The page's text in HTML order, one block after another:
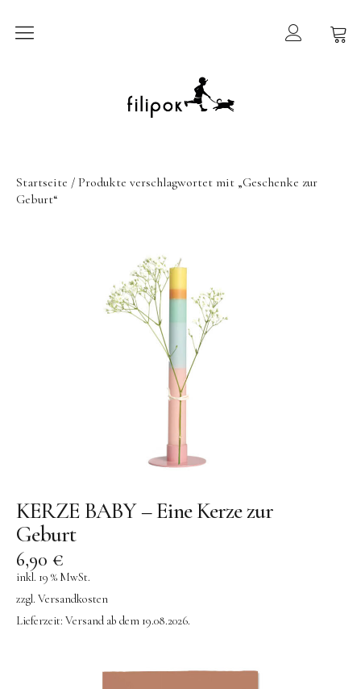
Sommermarkt
New In
GRIMMS Möbel
Mammalampa
Accessoires
AY-KASA | Aufbewahrung
AÃRK COLLECTIVE | Uhren
Aufschnitt Berlin
DON FISHER | Fischtaschen
Gergerland Boxen
Jurianne Matter | Papeterie
Startseite / Produkte verschlagwortet mit „Geschenke zur
Geburt“
KERZE BABY – Eine Kerze zur
Geburt
6,90 €
inkl. 19 % MwSt.
zzgl. Versandkosten
Lieferzeit: Versand ab dem 19.08.2026.